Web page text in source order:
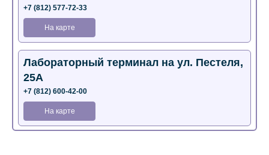
+7 (812) 577-72-33
На карте
Лабораторный терминал на ул. Пестеля,
25А
+7 (812) 600-42-00
На карте